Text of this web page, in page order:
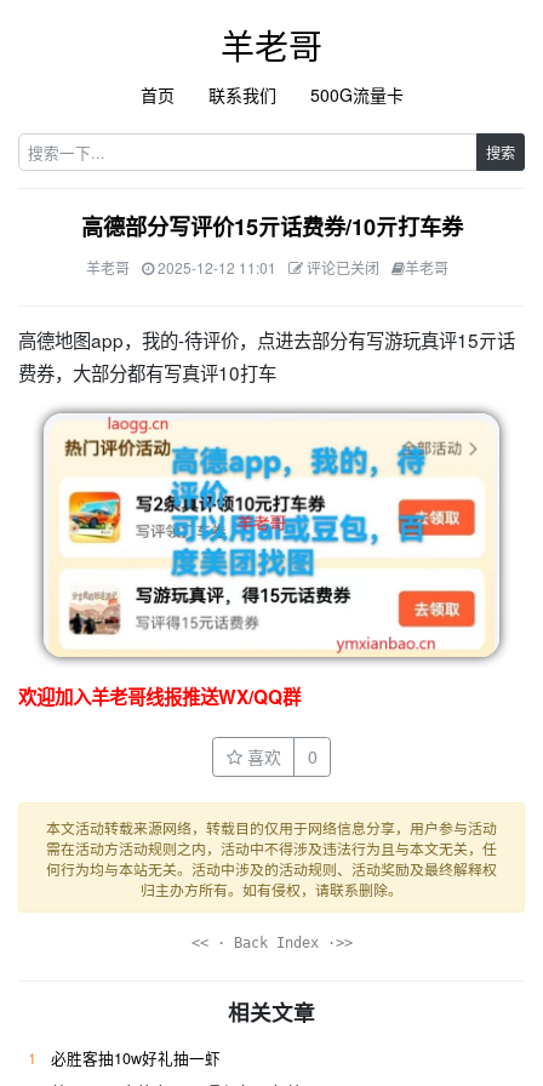
羊老哥
首页 联系我们 500G流量卡
搜索
高德部分写评价15亓话费券/10亓打车券
羊老哥 2025-12-12 11:01 评论已关闭 羊老哥
高德地图app，我的-待评价，点进去部分有写游玩真评15亓话
费券，大部分都有写真评10打车
欢迎加入羊老哥线报推送WX/QQ群
喜欢 0
本文活动转载来源网络，转载目的仅用于网络信息分享，用户参与活动
需在活动方活动规则之内，活动中不得涉及违法行为且与本文无关，任
何行为均与本站无关。活动中涉及的活动规则、活动奖励及最终解释权
归主办方所有。如有侵权，请联系删除。
<< · Back Index ·>>
相关文章
1
必胜客抽10w好礼抽一虾